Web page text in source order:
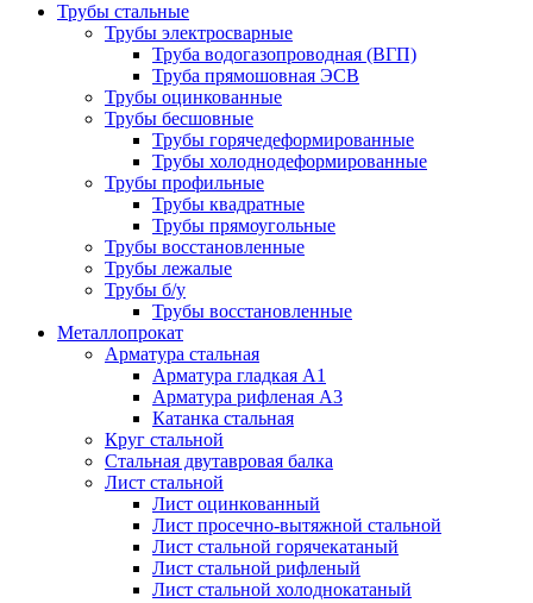
Трубы стальные
Трубы электросварные
Труба водогазопроводная (ВГП)
Труба прямошовная ЭСВ
Трубы оцинкованные
Трубы бесшовные
Трубы горячедеформированные
Трубы холоднодеформированные
Трубы профильные
Трубы квадратные
Трубы прямоугольные
Трубы восстановленные
Трубы лежалые
Трубы б/у
Трубы восстановленные
Металлопрокат
Арматура стальная
Арматура гладкая А1
Арматура рифленая А3
Катанка стальная
Круг стальной
Стальная двутавровая балка
Лист стальной
Лист оцинкованный
Лист просечно-вытяжной стальной
Лист стальной горячекатаный
Лист стальной рифленый
Лист стальной холоднокатаный